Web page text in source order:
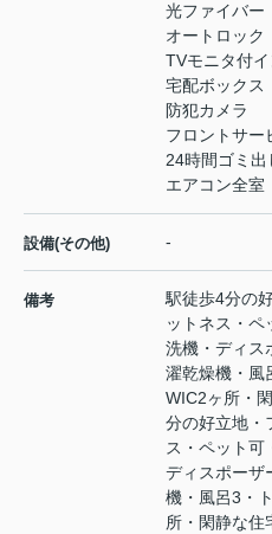
光ファイバー
オートロック
TVモニタ付
宅配ボックス
防犯カメラ
フロントサー
24時間ゴミ出
エアコン全室
設備(その他) -
備考
駅徒歩4分の
ットネス・ペ
洗機・ディス
濯乾燥機・風
WIC2ヶ所・
分の好立地・
ス・ペット可
ディスポーザ
機・風呂3・
所・閑静な住